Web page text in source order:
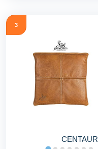
3
CENTAUR